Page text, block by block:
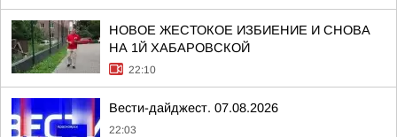
НОВОЕ ЖЕСТОКОЕ ИЗБИЕНИЕ И СНОВА
НА 1Й ХАБАРОВСКОЙ
22:10
Вести-дайджест. 07.08.2026
22:03